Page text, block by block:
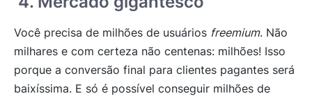
Você precisa de milhões de usuários freemium. Não
milhares e com certeza não centenas: milhões! Isso
porque a conversão final para clientes pagantes será
baixíssima. E só é possível conseguir milhões de